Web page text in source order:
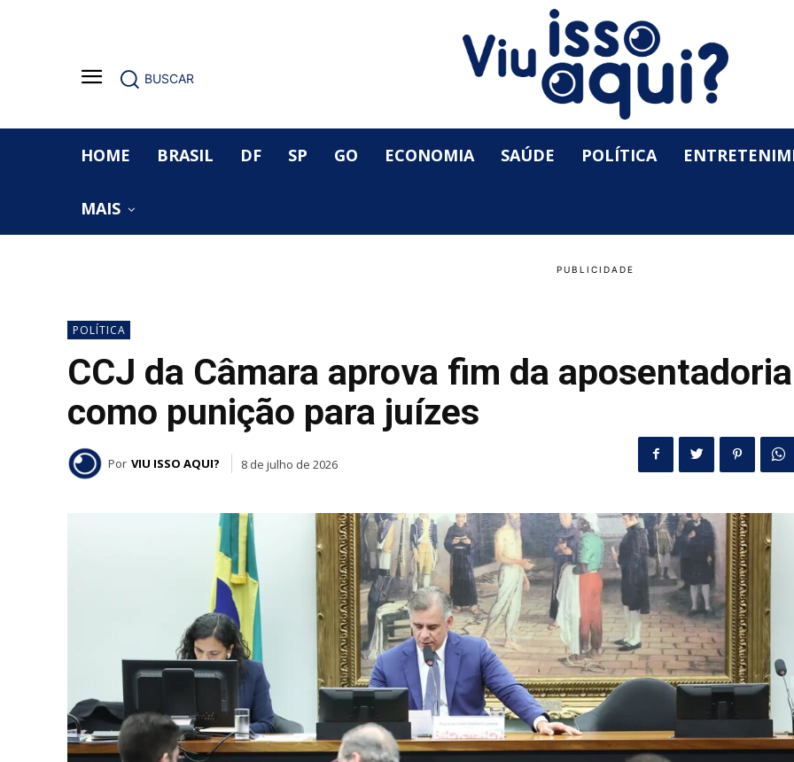
BUSCAR
HOME BRASIL DF SP GO ECONOMIA SAÚDE POLÍTICA
MAIS
POLÍTICA
CCJ da Câmara aprova fim da aposentadoria
como punição para juízes
Por VIU ISSO AQUI? 8 de julho de 2026